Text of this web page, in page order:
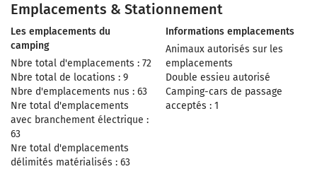
Emplacements & Stationnement
Les emplacements du
camping
Nbre total d'emplacements : 72
Nbre total de locations : 9
Nbre d'emplacements nus : 63
Nre total d'emplacements
avec branchement électrique :
63
Nre total d'emplacements
délimités matérialisés : 63
Informations emplacements
Animaux autorisés sur les
emplacements
Double essieu autorisé
Camping-cars de passage
acceptés : 1